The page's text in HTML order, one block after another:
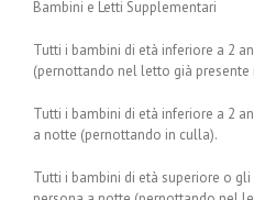
Bambini e Letti Supplementari
Tutti i bambini di età inferiore a 2
(pernottando nel letto già presente
Tutti i bambini di età inferiore a 2
a notte (pernottando in culla).
Tutti i bambini di età superiore o